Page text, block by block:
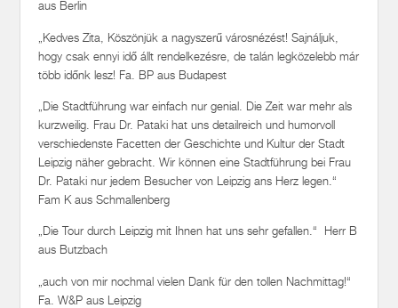
aus Berlin
„Kedves Zita, Köszönjük a nagyszerű városnézést! Sajnáljuk,
hogy csak ennyi idő állt rendelkezésre, de talán legközelebb már
több időnk lesz! Fa. BP aus Budapest
„Die Stadtführung war einfach nur genial. Die Zeit war mehr als
kurzweilig. Frau Dr. Pataki hat uns detailreich und humorvoll
verschiedenste Facetten der Geschichte und Kultur der Stadt
Leipzig näher gebracht. Wir können eine Stadtführung bei Frau
Dr. Pataki nur jedem Besucher von Leipzig ans Herz legen.“
Fam K aus Schmallenberg
„Die Tour durch Leipzig mit Ihnen hat uns sehr gefallen.“ Herr B
aus Butzbach
„auch von mir nochmal vielen Dank für den tollen Nachmittag!“
Fa. W&P aus Leipzig